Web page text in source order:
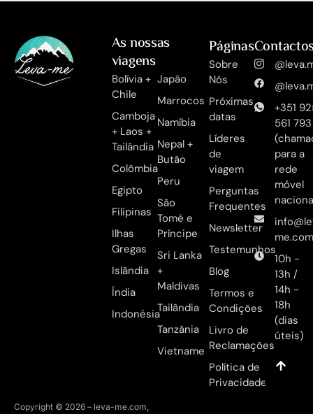
As nossas
viagens
Bolívia +
Chile
Camboja
+ Laos +
Tailândia
Colômbia
Egipto
Filipinas
Ilhas
Gregas
Islândia
Índia
Indonésia
Japão
Marrocos
Namíbia
Nepal +
Butão
Peru
São
Tomé e
Príncipe
Sri Lanka
+
Maldivas
Tailândia
Tanzânia
Vietname
Páginas
Sobre
Nós
Próximas
datas
Líderes
de
viagem
Perguntas
Frequentes
Newsletter
Testemunhos
Blog
Termos e
Condições
Livro de
Reclamações
Política de
Privacidade
+351
561 793
para a
rede
móvel
10h -
13h /
14h -
18h
(dias
úteis)
Copyright © 2026 – leva-me.com,